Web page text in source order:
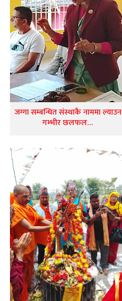
जग्गा सम्बन्धित संस्थाकै नाममा ल्याउन
गम्भीर छलफल…